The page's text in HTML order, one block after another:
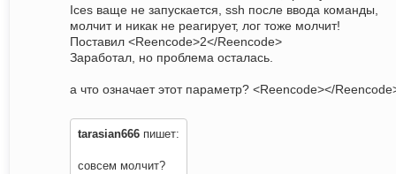
Ices ваще не запускается, ssh после ввода команды,
молчит и никак не реагирует, лог тоже молчит!
Поставил <Reencode>2</Reencode>
Заработал, но проблема осталась.
а что означает этот параметр? <Reencode></
tarasian666 пишет:
совсем молчит?